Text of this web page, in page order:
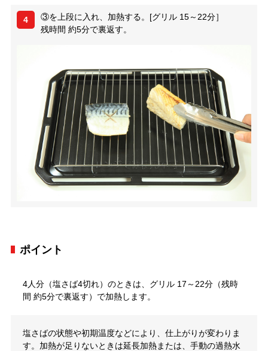
4
③を上段に入れ、加熱する。[グリル 15～22分］
残時間 約5分で裏返す。
ポイント
4人分（塩さば4切れ）のときは、グリル 17～22分（残時
間 約5分で裏返す）で加熱します。
塩さばの状態や初期温度などにより、仕上がりが変わりま
す。加熱が足りないときは延長加熱または、手動の過熱水